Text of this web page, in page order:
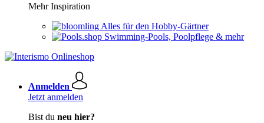
Mehr Inspiration
Alles für den Hobby-Gärtner
Swimming-Pools, Poolpflege & mehr
Anmelden
Jetzt anmelden
Bist du neu hier?